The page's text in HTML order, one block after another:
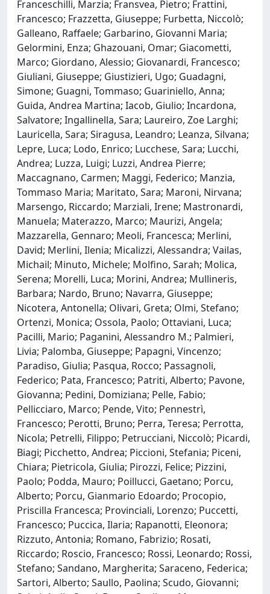
Franceschilli, Marzia; Fransvea, Pietro; Frattini,
Francesco; Frazzetta, Giuseppe; Furbetta, Niccolò;
Galleano, Raffaele; Garbarino, Giovanni Maria;
Gelormini, Enza; Ghazouani, Omar; Giacometti,
Marco; Giordano, Alessio; Giovanardi, Francesco;
Giuliani, Giuseppe; Giustizieri, Ugo; Guadagni,
Simone; Guagni, Tommaso; Guariniello, Anna;
Guida, Andrea Martina; Iacob, Giulio; Incardona,
Salvatore; Ingallinella, Sara; Laureiro, Zoe Larghi;
Lauricella, Sara; Siragusa, Leandro; Leanza, Silvana;
Lepre, Luca; Lodo, Enrico; Lucchese, Sara; Lucchi,
Andrea; Luzza, Luigi; Luzzi, Andrea Pierre;
Maccagnano, Carmen; Maggi, Federico; Manzia,
Tommaso Maria; Maritato, Sara; Maroni, Nirvana;
Marsengo, Riccardo; Marziali, Irene; Mastronardi,
Manuela; Materazzo, Marco; Maurizi, Angela;
Mazzarella, Gennaro; Meoli, Francesca; Merlini,
David; Merlini, Ilenia; Micalizzi, Alessandra; Vailas,
Michail; Minuto, Michele; Molfino, Sarah; Molica,
Serena; Morelli, Luca; Morini, Andrea; Mullineris,
Barbara; Nardo, Bruno; Navarra, Giuseppe;
Nicotera, Antonella; Olivari, Greta; Olmi, Stefano;
Ortenzi, Monica; Ossola, Paolo; Ottaviani, Luca;
Pacilli, Mario; Paganini, Alessandro M.; Palmieri,
Livia; Palomba, Giuseppe; Papagni, Vincenzo;
Paradiso, Giulia; Pasqua, Rocco; Passagnoli,
Federico; Pata, Francesco; Patriti, Alberto; Pavone,
Giovanna; Pedini, Domiziana; Pelle, Fabio;
Pellicciaro, Marco; Pende, Vito; Pennestrì,
Francesco; Perotti, Bruno; Perra, Teresa; Perrotta,
Nicola; Petrelli, Filippo; Petrucciani, Niccolò; Picardi,
Biagi; Picchetto, Andrea; Piccioni, Stefania; Piceni,
Chiara; Pietricola, Giulia; Pirozzi, Felice; Pizzini,
Paolo; Podda, Mauro; Poillucci, Gaetano; Porcu,
Alberto; Porcu, Gianmario Edoardo; Procopio,
Priscilla Francesca; Provinciali, Lorenzo; Puccetti,
Francesco; Puccica, Ilaria; Rapanotti, Eleonora;
Rizzuto, Antonia; Romano, Fabrizio; Rosati,
Riccardo; Roscio, Francesco; Rossi, Leonardo; Rossi,
Stefano; Sandano, Margherita; Saraceno, Federica;
Sartori, Alberto; Saullo, Paolina; Scudo, Giovanni;